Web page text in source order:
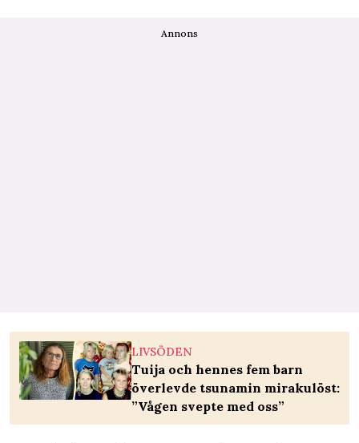
Annons
LIVSÖDEN
Tuija och hennes fem barn
överlevde tsunamin mirakulöst:
”Vågen svepte med oss”